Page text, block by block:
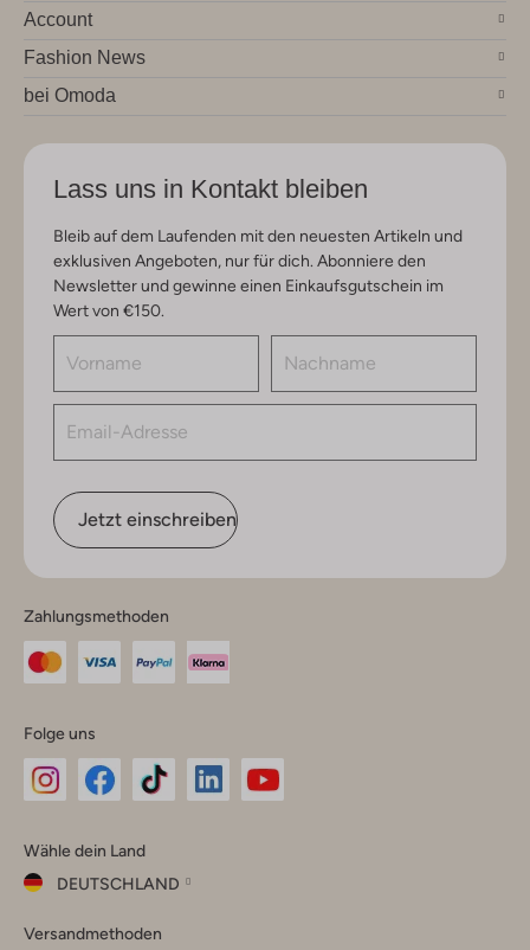
Account
Fashion News
bei Omoda
Lass uns in Kontakt bleiben
Bleib auf dem Laufenden mit den neuesten Artikeln und
exklusiven Angeboten, nur für dich. Abonniere den
Newsletter und gewinne einen Einkaufsgutschein im
Wert von €150.
Jetzt einschreiben
Zahlungsmethoden
Folge uns
Instagram
Facebook
TikTok
Wähle dein Land
DEUTSCHLAND
dein
Versandmethoden